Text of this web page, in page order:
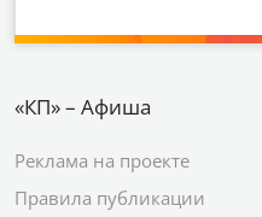
«КП» – Афиша
Реклама на проекте
Правила публикации